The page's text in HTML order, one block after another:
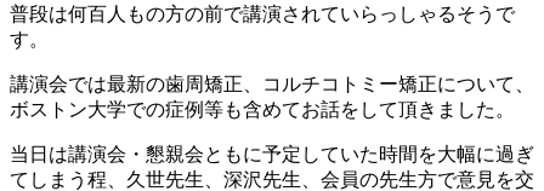
普段は何百人もの方の前で講演されていらっしゃるそうで
す。
講演会では最新の歯周矯正、コルチコトミー矯正について、
ボストン大学での症例等も含めてお話をして頂きました。
当日は講演会・懇親会ともに予定していた時間を大幅に過ぎ
てしまう程、久世先生、深沢先生、会員の先生方で意見を交